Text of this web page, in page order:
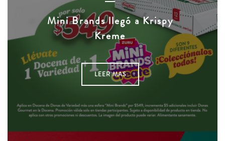
Mini Brands llegó a Krispy
Kreme
LEER MAS